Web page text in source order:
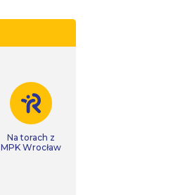
Na torach z
MPK Wrocław